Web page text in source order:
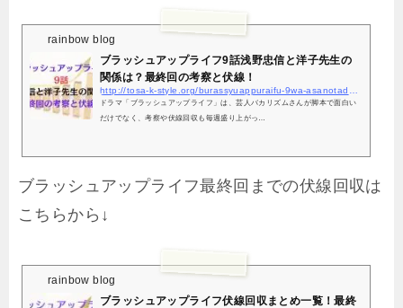
rainbow blog
ブラッシュアップライフ9話浅野忠信と洋子先生の
関係は？最終回の考察と伏線！
ドラマ「ブラッシュアップライフ」は、芸人バカリズムさんが脚本で面白い
だけでなく、考察や伏線回収も毎週盛り上がっ…
ブラッシュアップライフ最終回までの伏線回収は
こちらから↓
rainbow blog
ブラッシュアップライフ伏線回収まとめ一覧！最終